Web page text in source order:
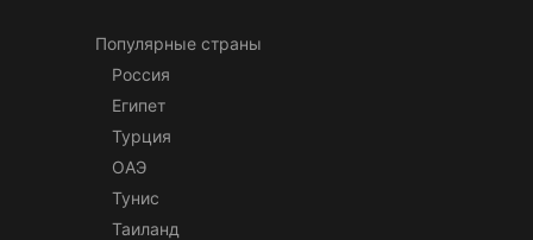
Популярные страны
Россия
Египет
Турция
ОАЭ
Тунис
Таиланд